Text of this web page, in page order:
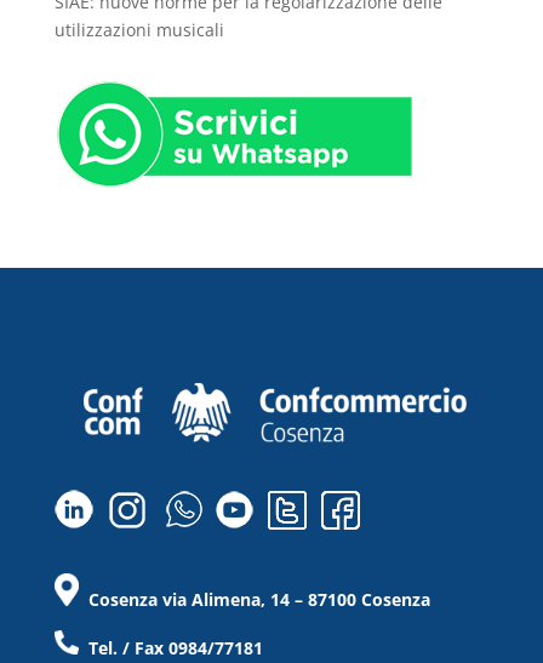
utilizzazioni musicali
Cosenza via Alimena, 14 – 87100 Cosenza
Tel. / Fax 0984/77181